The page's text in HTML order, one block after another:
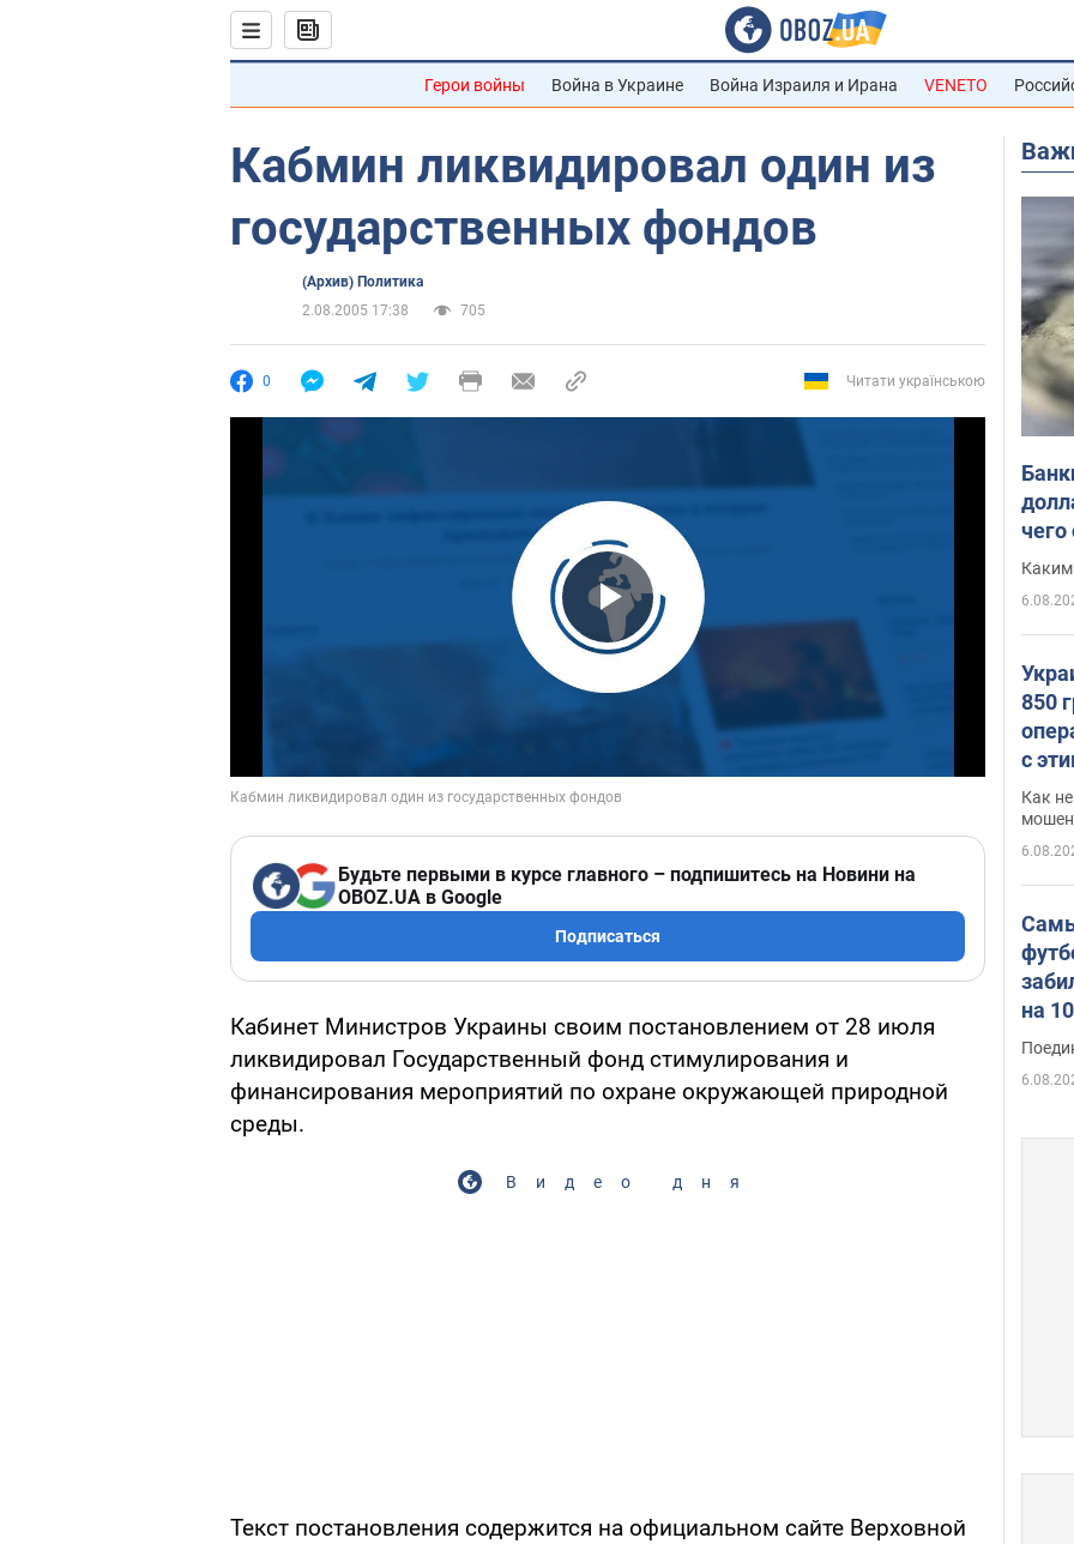
Герои войны Война в Украине Война Израиля и Ирана VENETO
Кабмин ликвидировал один из
государственных фондов
(Архив) Политика
2.08.2005 17:38
705
0 Читати українською
Play Video
Будьте первыми в курсе главного – подпишитесь на Новини на
OBOZ.UA в Google
Подписаться
Кабинет Министров Украины своим постановлением от 28 июля
ликвидировал Государственный фонд стимулирования и
финансирования мероприятий по охране окружающей природной
среды.
Видео дня
Текст постановления содержится на официальном сайте Верховной
Каким
850
с
Как
на